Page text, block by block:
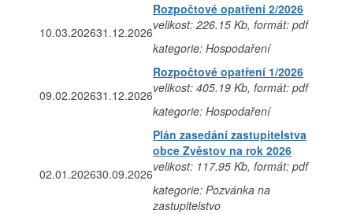
10.03.202631.12.2026
Rozpočtové opatření 2/2026
velikost: 226.15 Kb, formát: pdf
kategorie: Hospodaření
09.02.202631.12.2026
Rozpočtové opatření 1/2026
velikost: 405.19 Kb, formát: pdf
kategorie: Hospodaření
02.01.202630.09.2026
Plán zasedání zastupitelstva
obce Zvěstov na rok 2026
velikost: 117.95 Kb, formát: pdf
kategorie: Pozvánka na
zastupitelstvo